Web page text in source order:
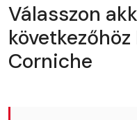
Válasszon
Corniche